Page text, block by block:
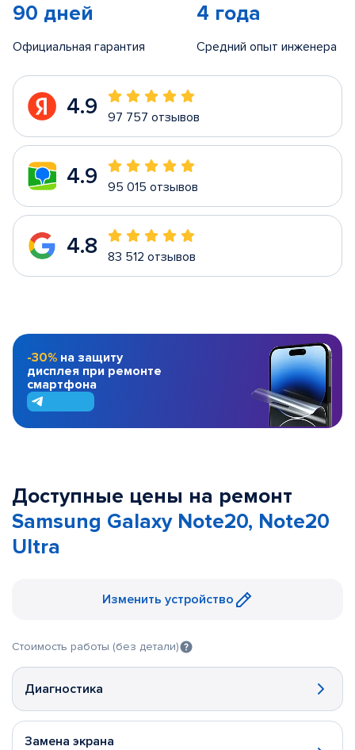
90 дней
Официальная гарантия
4 года
Средний опыт инженера
4.9 97 757 отзывов
4.9 95 015 отзывов
4.8 83 512 отзывов
-30% на защиту
дисплея при ремонте
смартфона
Доступные цены на ремонт
Samsung Galaxy Note20, Note20
Ultra
Изменить устройство
Стоимость работы (без детали)
Диагностика
Замена экрана